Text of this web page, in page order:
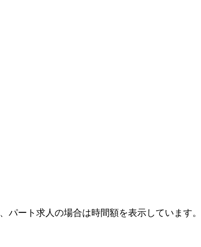
ート求人の場合は時間額を表示しています。